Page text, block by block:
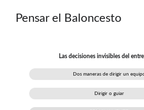
Pensar el Baloncesto
Dos maneras de dirigir un
Dirigir o guiar
Las decisiones invisibles del